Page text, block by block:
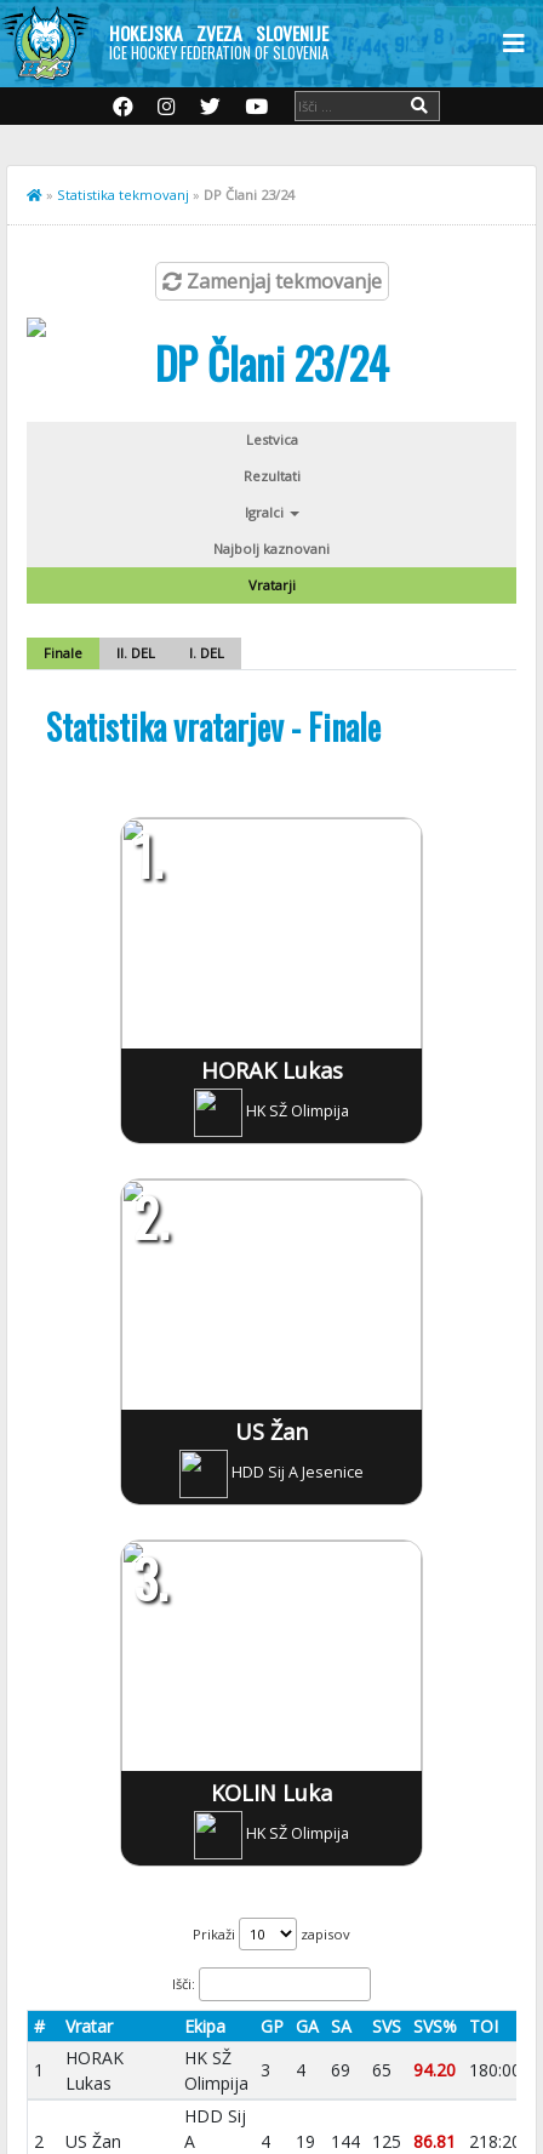
HOKEJSKA ZVEZA SLOVENIJE
ICE HOCKEY FEDERATION OF SLOVENIA
» Statistika tekmovanj » DP Člani 23/24
Zamenjaj tekmovanje
DP Člani 23/24
Lestvica
Rezultati
Igralci
Najbolj kaznovani
Vratarji
Finale II. DEL I. DEL
Statistika vratarjev - Finale
1.
HORAK Lukas
HK SŽ Olimpija
2.
US Žan
HDD Sij A Jesenice
3.
KOLIN Luka
HK SŽ Olimpija
Prikaži zapisov
Išči:
# Vratar Ekipa GP GA SA SVS SVS% TOI
1
HORAK
Lukas
HK SŽ
Olimpija
3 4 69 65 94.20 180:00
2 US Žan
HDD Sij
A
4 19 144 125 86.81 218:20